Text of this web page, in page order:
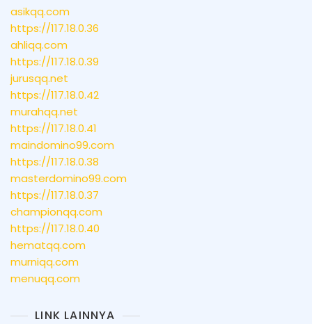
asikqq.com
https://117.18.0.36
ahliqq.com
https://117.18.0.39
jurusqq.net
https://117.18.0.42
murahqq.net
https://117.18.0.41
maindomino99.com
https://117.18.0.38
masterdomino99.com
https://117.18.0.37
championqq.com
https://117.18.0.40
hematqq.com
murniqq.com
menuqq.com
LINK LAINNYA